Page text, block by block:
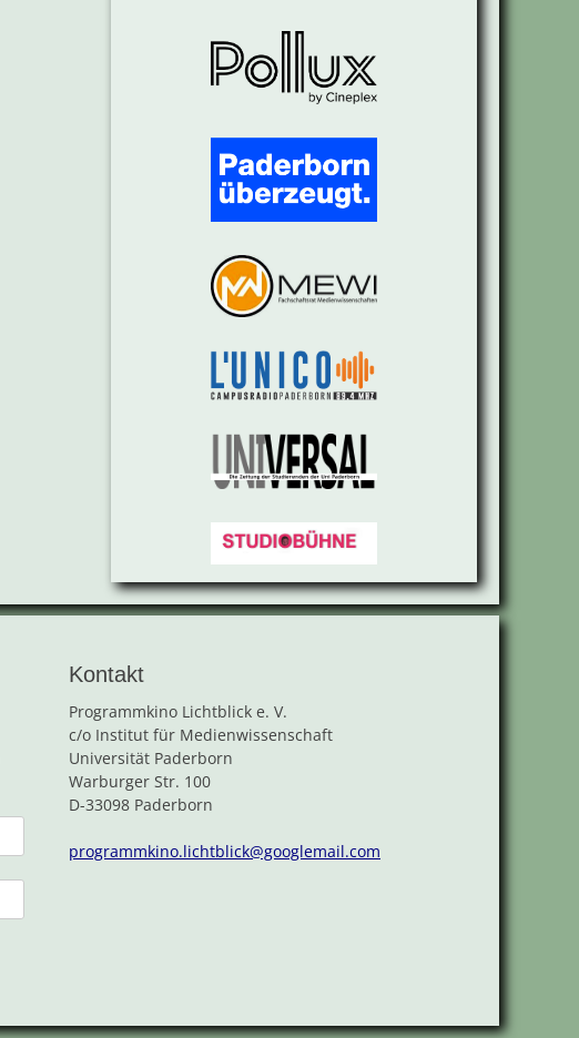
Kontakt
Programmkino Lichtblick e. V.
c/o Institut für Medienwissenschaft
Universität Paderborn
Warburger Str. 100
D-33098 Paderborn
programmkino.lichtblick@googlemail.com